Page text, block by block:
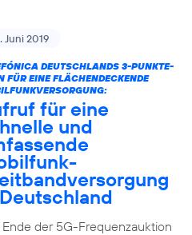
Juni 2019
DEUTSCHLANDS 3-PUNKTE-
FÜR EINE FLÄCHENDECKENDE
für eine
und
Ende der 5G-Frequenzauktion